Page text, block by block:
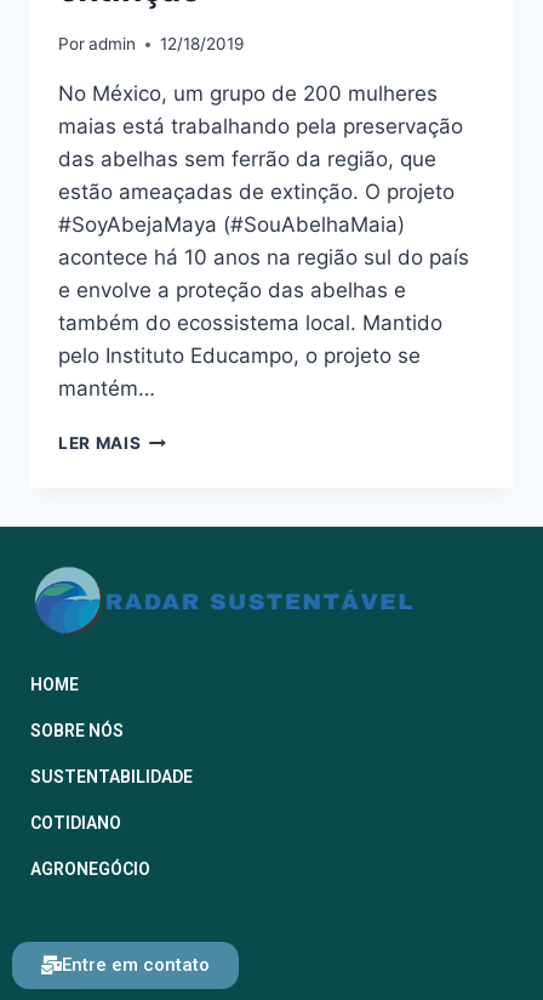
Poradmin 12/18/2019
No México, um grupo de 200 mulheres
maias está trabalhando pela preservação
das abelhas sem ferrão da região, que
estão ameaçadas de extinção. O projeto
#SoyAbejaMaya (#SouAbelhaMaia)
acontece há 10 anos na região sul do país
e envolve a proteção das abelhas e
também do ecossistema local. Mantido
pelo Instituto Educampo, o projeto se
mantém…
LER MAIS
HOME
SOBRE NÓS
SUSTENTABILIDADE
COTIDIANO
AGRONEGÓCIO
Entre em contato